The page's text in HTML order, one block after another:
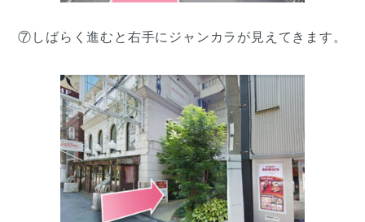
⑦しばらく進むと右手にジャンカラが見えてきます。